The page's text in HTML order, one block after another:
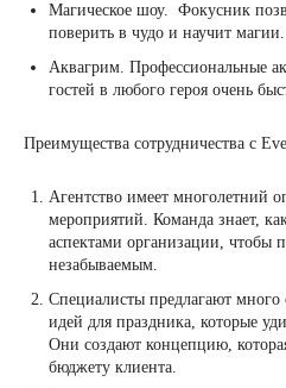
Магическое шоу. Фокусник
поверить в чудо и научит магии.
Аквагрим. Профессиональные
гостей в любого героя очень
Преимущества сотрудничества с
Агентство имеет многолетний
мероприятий. Команда знает,
аспектами организации, чтобы
незабываемым.
Специалисты предлагают
идей для праздника, которые
Они создают концепцию,
бюджету клиента.